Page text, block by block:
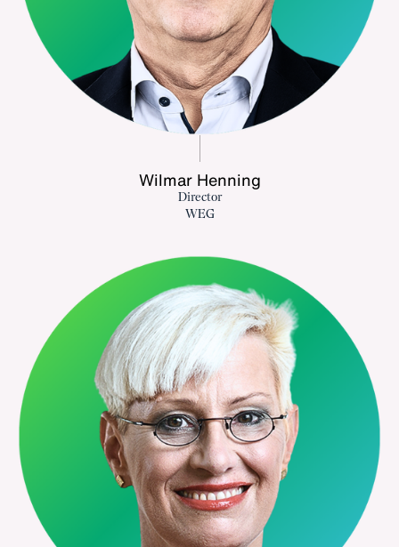
Wilmar Henning
Director
WEG